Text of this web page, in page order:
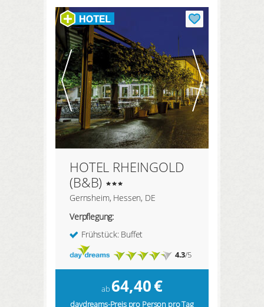
HOTEL RHEINGOLD
(B&B)
Gernsheim, Hessen, DE
Verpflegung:
Frühstück: Buffet
4.3/5
ab 64,40€
daydreams-Preis pro Person pro Tag